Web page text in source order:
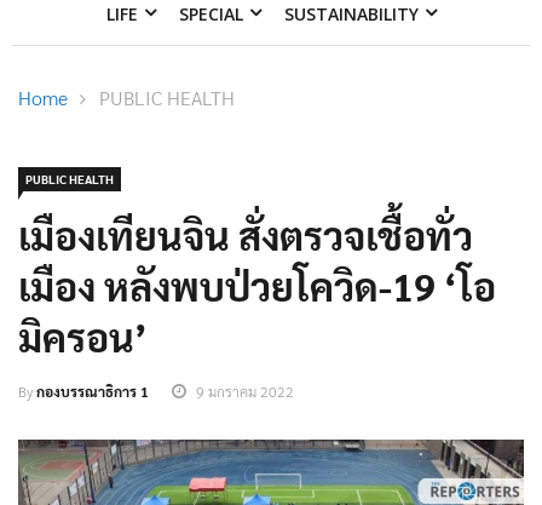
LIFE SPECIAL SUSTAINABILITY
Home PUBLIC HEALTH
PUBLIC HEALTH
เมืองเทียนจิน สั่งตรวจเชื้อทั่ว
เมือง หลังพบป่วยโควิด-19 ‘โอ
มิครอน’
Byกองบรรณาธิการ 1 9 มกราคม 2022